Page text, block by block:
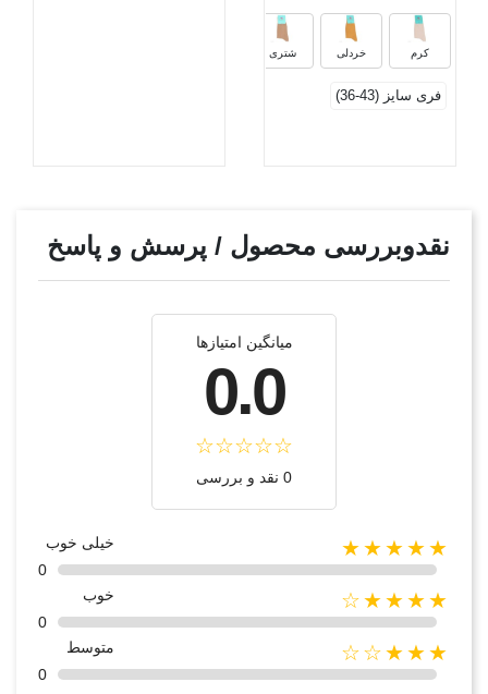
کرم خردلی شتری
فری سایز (43-36)
نقدوبررسی محصول / پرسش و پاسخ
میانگین امتیازها
0.0
0 نقد و بررسی
★★★★★
خیلی خوب
0
★★★★☆
خوب
0
★★★☆☆
متوسط
0